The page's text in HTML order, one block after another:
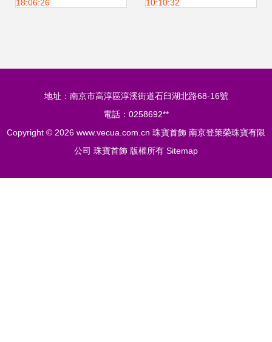
18:06:26
10:10:32
地址：南京市高淳區淳溪街道石臼湖北路68-16號
電話：0258692**
Copyright © 2026 www.vecua.com.cn 珠寶首飾 南京登策榮珠寶有限
公司 珠寶首飾 版權所有 Sitemap